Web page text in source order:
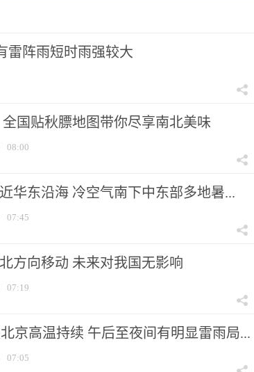
雷阵雨短时雨强较大
全国贴秋膘地图带你尽享南北美味
08:00
华东沿海 冷空气南下中东部多地暑...
07:45
方向移动 未来对我国无影响
07:19
京高温持续 午后至夜间有明显雷雨局...
07:05